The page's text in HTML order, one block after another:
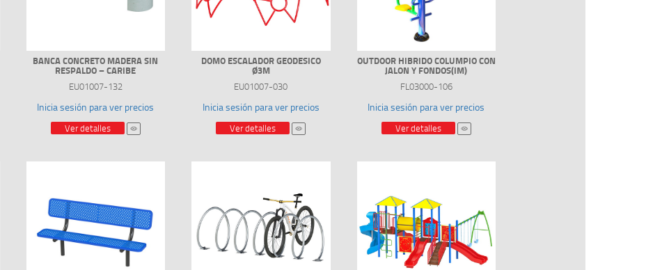
BANCA CONCRETO MADERA SIN
RESPALDO – CARIBE
EU01007-132
Inicia sesión para ver precios
Ver detalles
DOMO ESCALADOR GEODESICO
Ø3M
EU01007-030
Inicia sesión para ver precios
Ver detalles
OUTDOOR HIBRIDO COLUMPIO CON
JALON Y FONDOS(IM)
FL03000-106
Inicia sesión para ver precios
Ver detalles